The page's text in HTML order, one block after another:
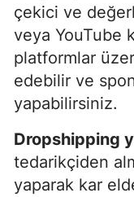
çekici ve
veya YouTube
platformlar
edebilir ve
yapabilirsiniz.
Dropshipping
tedarikçiden
yaparak kar